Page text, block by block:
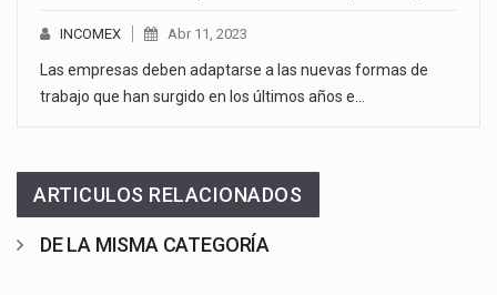
INCOMEX Abr 11, 2023
Las empresas deben adaptarse a las nuevas formas de
trabajo que han surgido en los últimos años e…
ARTICULOS RELACIONADOS
DE LA MISMA CATEGORÍA